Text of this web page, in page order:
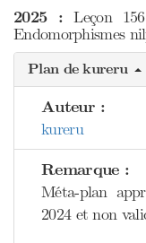
2025 : Leçon
Endomorphismes
Plan de kureru
Auteur :
kureru
Remarque :
Méta-plan
2024 et non